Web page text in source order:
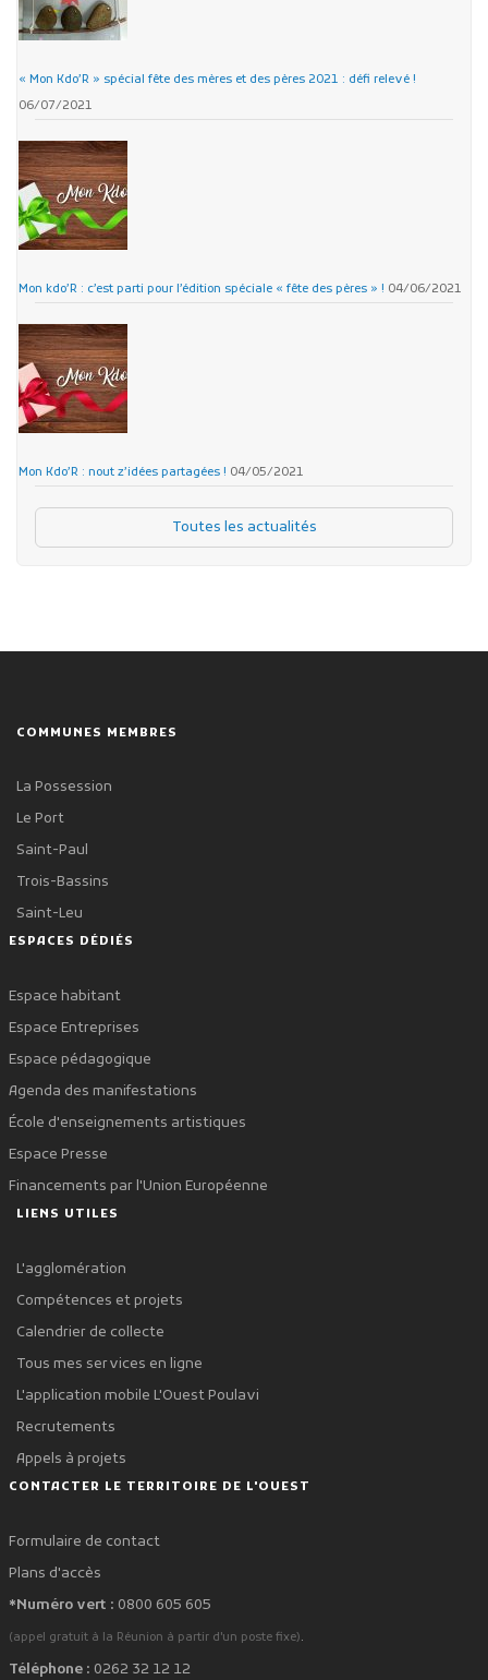
« Mon Kdo’R » spécial fête des mères et des pères 2021 : défi relevé !
06/07/2021
Mon kdo’R : c’est parti pour l’édition spéciale « fête des pères » ! 04/06/2021
Mon Kdo’R : nout z’idées partagées ! 04/05/2021
Toutes les actualités
COMMUNES MEMBRES
La Possession
Le Port
Saint-Paul
Trois-Bassins
Saint-Leu
ESPACES DÉDIÉS
Espace habitant
Espace Entreprises
Espace pédagogique
Agenda des manifestations
École d'enseignements artistiques
Espace Presse
Financements par l'Union Européenne
LIENS UTILES
L'agglomération
Compétences et projets
Calendrier de collecte
Tous mes services en ligne
L'application mobile L'Ouest Poulavi
Recrutements
Appels à projets
CONTACTER LE TERRITOIRE DE L'OUEST
Formulaire de contact
Plans d'accès
*Numéro vert : 0800 605 605
(appel gratuit à la Réunion à partir d'un poste fixe).
Téléphone : 0262 32 12 12